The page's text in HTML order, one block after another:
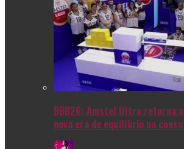
BBB26: Amstel Ultra retorna
nova era de equilíbrio no